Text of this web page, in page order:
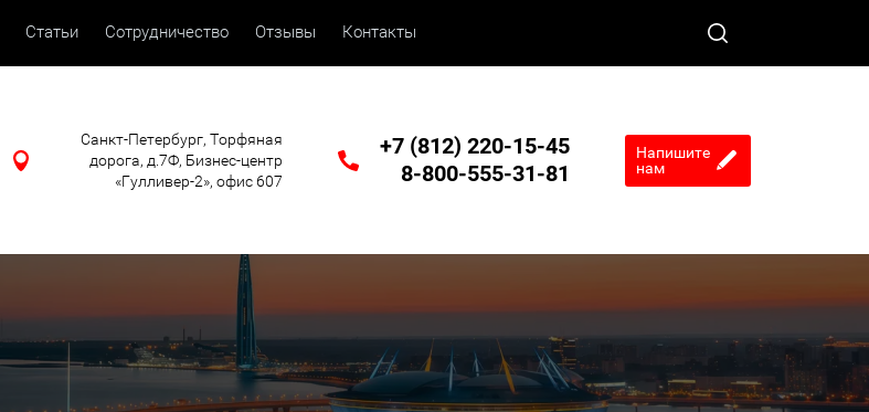
Статьи Сотрудничество Отзывы Контакты
Санкт-Петербург, Торфяная
дорога, д.7Ф, Бизнес-центр
«Гулливер-2», офис 607
+7 (812) 220-15-45
8-800-555-31-81
Напишите
нам